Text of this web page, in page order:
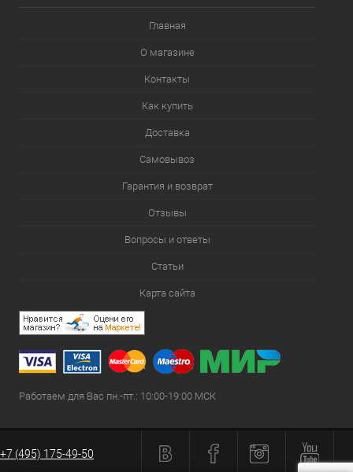
Главная
О магазине
Контакты
Как купить
Доставка
Самовывоз
Гарантия и возврат
Отзывы
Вопросы и ответы
Статьи
Карта сайта
Работаем для Вас пн.-пт.: 10:00-19:00 МСК
+7 (495) 175-49-50